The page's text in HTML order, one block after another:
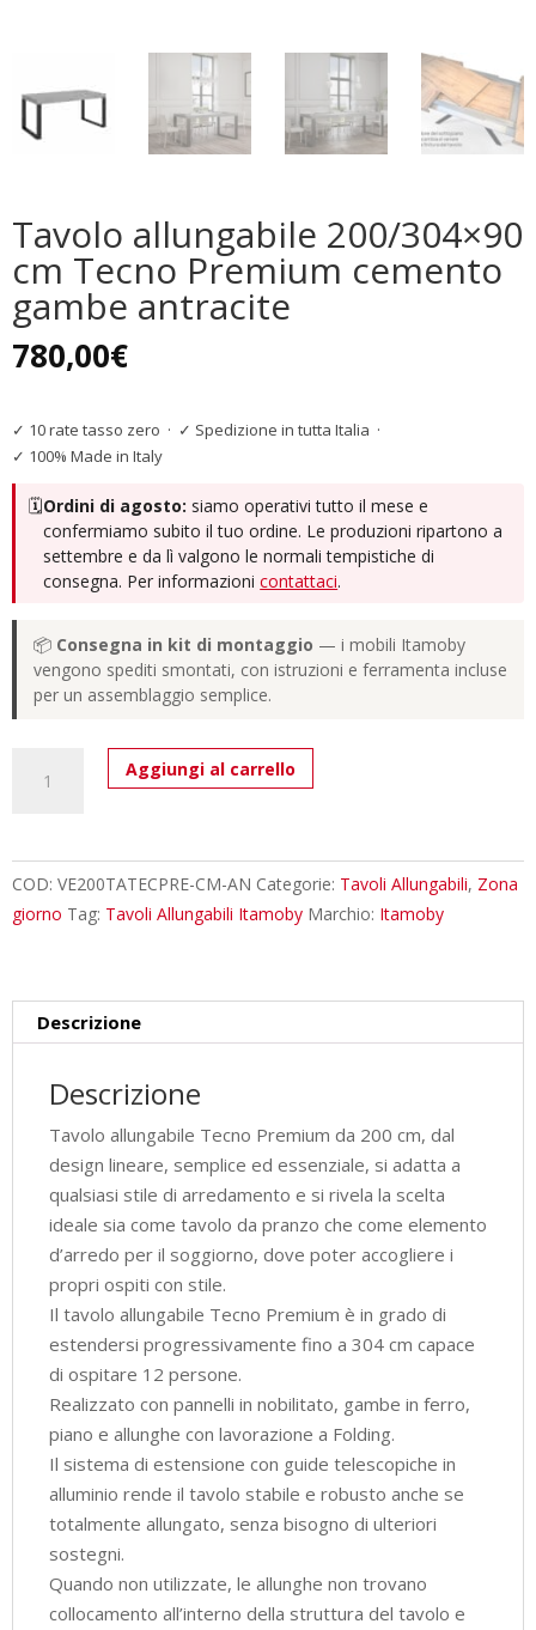
Tavolo allungabile 200/304×90
cm Tecno Premium cemento
gambe antracite
780,00€
✓ 10 rate tasso zero · ✓ Spedizione in tutta Italia ·
✓ 100% Made in Italy
🗓️Ordini di agosto: siamo operativi tutto il mese e
confermiamo subito il tuo ordine. Le produzioni ripartono a
settembre e da lì valgono le normali tempistiche di
consegna. Per informazionicontattaci.
📦 Consegna in kit di montaggio — i mobili Itamoby
vengono spediti smontati, con istruzioni e ferramenta incluse
per un assemblaggio semplice.
allungabile
Tecno
Premium
antracite
quantità
Aggiungi al carrello
COD: VE200TATECPRE-CM-AN Categorie: Tavoli Allungabili, Zona
giorno Tag: Tavoli Allungabili Itamoby Marchio: Itamoby
Descrizione
Descrizione
Tavolo allungabile Tecno Premium da 200 cm, dal
design lineare, semplice ed essenziale, si adatta a
qualsiasi stile di arredamento e si rivela la scelta
ideale sia come tavolo da pranzo che come elemento
d’arredo per il soggiorno, dove poter accogliere i
propri ospiti con stile.
Il tavolo allungabile Tecno Premium è in grado di
estendersi progressivamente fino a 304 cm capace
di ospitare 12 persone.
Realizzato con pannelli in nobilitato, gambe in ferro,
piano e allunghe con lavorazione a Folding.
Il sistema di estensione con guide telescopiche in
alluminio rende il tavolo stabile e robusto anche se
totalmente allungato, senza bisogno di ulteriori
sostegni.
Quando non utilizzate, le allunghe non trovano
collocamento all’interno della struttura del tavolo e